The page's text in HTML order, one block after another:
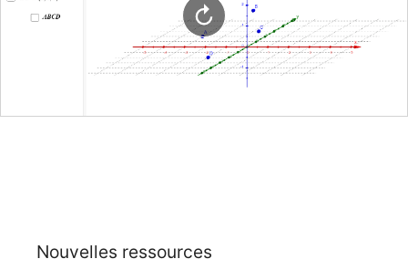
Nouvelles ressources